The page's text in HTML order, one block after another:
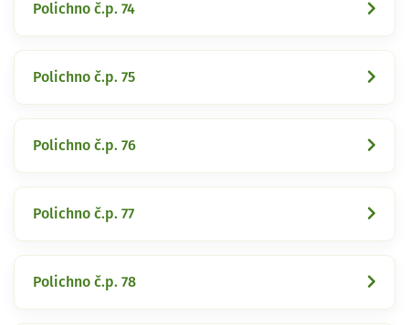
Polichno č.p. 74
Polichno č.p. 75
Polichno č.p. 76
Polichno č.p. 77
Polichno č.p. 78